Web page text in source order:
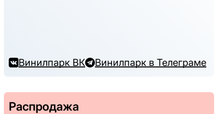
Винилпарк ВК Винилпарк в Телеграме
Распродажа